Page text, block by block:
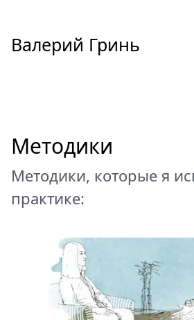
Валерий Гринь
Методики
Методики, которые я
практике: